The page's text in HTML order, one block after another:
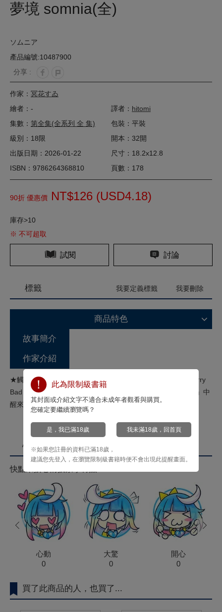
夢境 somnia(全)
ソムニア
產品編號:10487900
分享 :
作家： 冥花すゐ
繪者：-
譯者： hitomi
集數： 第全集(全系列 全 集)
包裝：平裝
級別：18限
開本：32開
出版日期：2026-01-22
尺寸：18.2x12.8
ISBN：9786264368810
頁數：178
90折 優惠價 NT$126 (USD4.18)
庫存>10
※ 不可超取
試閱 討論
標籤 我要定義標籤 我要刪除
商品特色
故事簡介
作家介紹
★觸犯禁忌的外科醫生×餘命倒數的青年，滿溢細膩情感的Merry
Bad End——★無論傳遞了多少次心意，最終還是會從「夢境」中
醒來⋯⋯★隨書附錄：雙面小卡
心情投票
快點來按心情投票拿菁點！
心動
0
大驚
0
開心
0
prev next
買了此商品的人，也買了...
此為限制級書籍
其封面或介紹文字不適合未成年者觀看與購買。
您確定要繼續瀏覽嗎？
是，我已滿18歲 我未滿18歲，回首頁
※如果您註冊的資料已滿18歲，
建議您先登入，在瀏覽限制級書籍時便不會出現此提醒畫面。